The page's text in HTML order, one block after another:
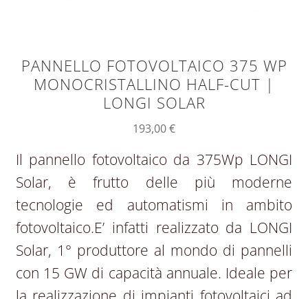
PANNELLO FOTOVOLTAICO 375 WP
MONOCRISTALLINO HALF-CUT |
LONGI SOLAR
193,00€
Il pannello fotovoltaico da 375Wp LONGI
Solar, è frutto delle più moderne
tecnologie ed automatismi in ambito
fotovoltaico.E’ infatti realizzato da LONGI
Solar, 1° produttore al mondo di pannelli
con 15 GW di capacità annuale. Ideale per